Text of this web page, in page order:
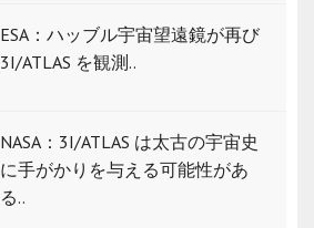
ESA：ハッブル宇宙望遠鏡が再び
3I/ATLAS を観測..
NASA：3I/ATLAS は太古の宇宙史
に手がかりを与える可能性があ
る..